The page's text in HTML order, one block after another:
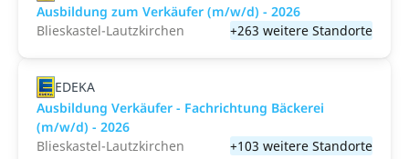
Ausbildung zum Verkäufer (m/w/d) - 2026
Blieskastel-Lautzkirchen
+263 weitere Standorte
EDEKA
Ausbildung Verkäufer - Fachrichtung Bäckerei
(m/w/d) - 2026
Blieskastel-Lautzkirchen
+103 weitere Standorte